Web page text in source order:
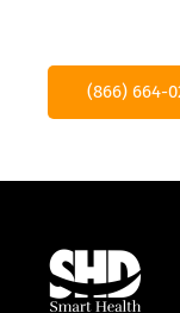
(866) 664-